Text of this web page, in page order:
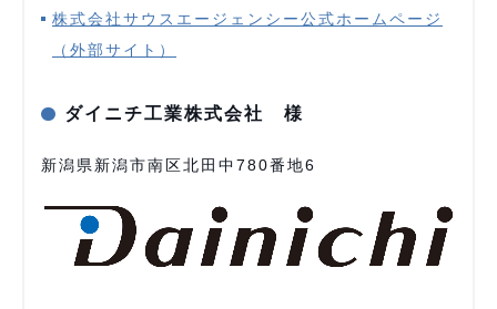
株式会社サウスエージェンシー公式ホームページ
（外部サイト）
ダイニチ工業株式会社 様
新潟県新潟市南区北田中780番地6